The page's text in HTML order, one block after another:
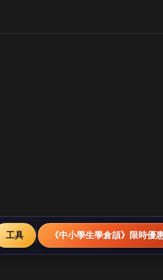
工具 《中小學生學倉頡》限時優